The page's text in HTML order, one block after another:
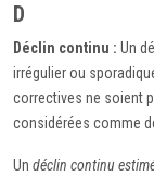
D
Déclin continu : Un
irrégulier ou
correctives ne soient
considérées comme
Un déclin continu